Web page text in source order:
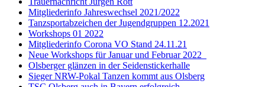
Mitgliederinfo Jahreswechsel 2021/2022
Tanzsportabzeichen der Jugendgruppen 12.2021
Workshops 01 2022
Mitgliederinfo Corona VO Stand 24.11.21
Neue Workshops für Januar und Februar 2022
Olsberger glänzen in der Seidenstickerhalle
Sieger NRW-Pokal Tanzen kommt aus Olsberg